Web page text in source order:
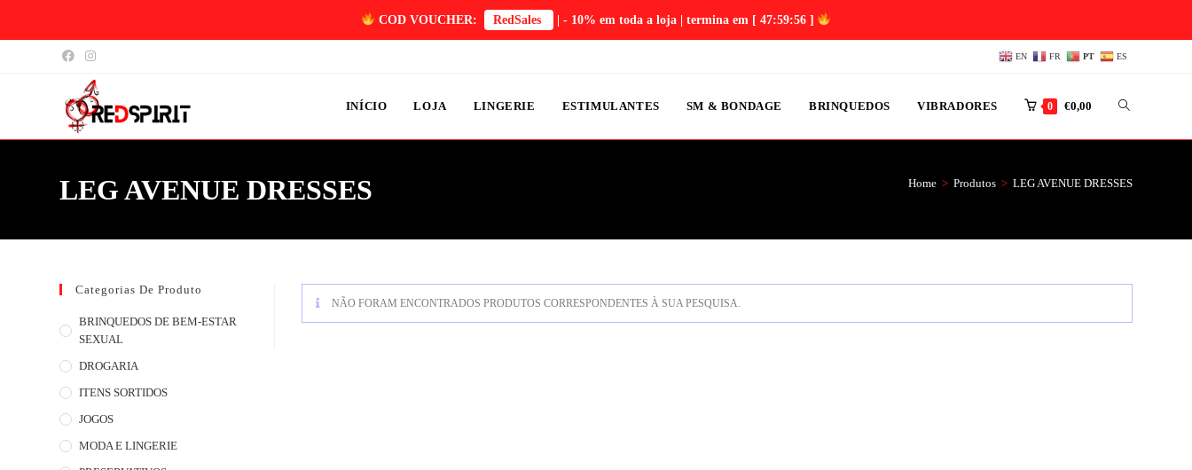
COD VOUCHER: RedSales | - 10% em toda a loja | termina em [ 47:59:55 ]
EN FR PT ES
INÍCIO LOJA LINGERIE ESTIMULANTES SM & BONDAGE BRINQUEDOS VIBRADORES 0 €0,00
LEG AVENUE DRESSES Home > Produtos > LEG AVENUE DRESSES
NÃO FORAM ENCONTRADOS PRODUTOS CORRESPONDENTES À SUA PESQUISA.
Categorias De Produto
BRINQUEDOS DE BEM-ESTAR
SEXUAL
DROGARIA
ITENS SORTIDOS
JOGOS
MODA E LINGERIE